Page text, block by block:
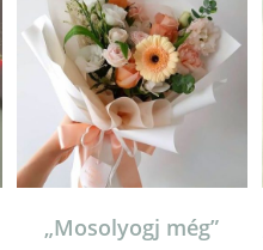
„Mosolyogj még”